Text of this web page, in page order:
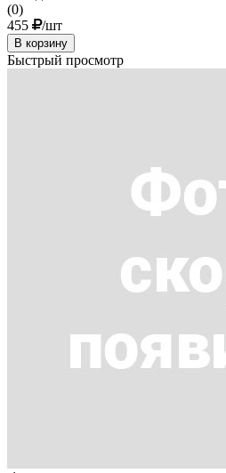
(0)
455
/шт
В корзину
Быстрый просмотр